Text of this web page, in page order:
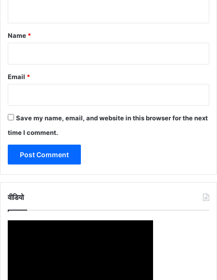
*
Name *
Email *
Save my name, email, and website in this browser for the next
time I comment.
वीडियो